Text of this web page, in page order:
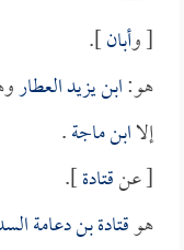
[ وأبان].
هو:ابن يزيد العطار
إلاابن ماجة.
[ عنقتادة].
هوقتادة بن دعامة